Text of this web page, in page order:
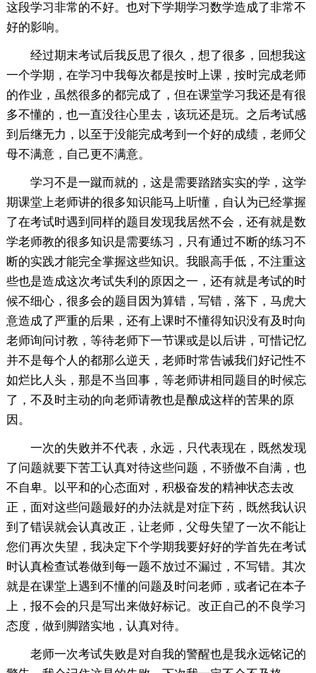
这段学习非常的不好。也对下学期学习数学造成了非常不
好的影响。
经过期末考试后我反思了很久，想了很多，回想我这
一个学期，在学习中我每次都是按时上课，按时完成老师
的作业，虽然很多的都完成了，但在课堂学习我还是有很
多不懂的，也一直没往心里去，该玩还是玩。之后考试感
到后继无力，以至于没能完成考到一个好的成绩，老师父
母不满意，自己更不满意。
学习不是一蹴而就的，这是需要踏踏实实的学，这学
期课堂上老师讲的很多知识能马上听懂，自认为已经掌握
了在考试时遇到同样的题目发现我居然不会，还有就是数
学老师教的很多知识是需要练习，只有通过不断的练习不
断的实践才能完全掌握这些知识。我眼高手低，不注重这
些也是造成这次考试失利的原因之一，还有就是考试的时
候不细心，很多会的题目因为算错，写错，落下，马虎大
意造成了严重的后果，还有上课时不懂得知识没有及时向
老师询问讨教，等待老师下一节课或是以后讲，可惜记忆
并不是每个人的都那么逆天，老师时常告诫我们好记性不
如烂比人头，那是不当回事，等老师讲相同题目的时候忘
了，不及时主动的向老师请教也是酿成这样的苦果的原
因。
一次的失败并不代表，永远，只代表现在，既然发现
了问题就要下苦工认真对待这些问题，不骄傲不自满，也
不自卑。以平和的心态面对，积极奋发的精神状态去改
正，面对这些问题最好的办法就是对症下药，既然我认识
到了错误就会认真改正，让老师，父母失望了一次不能让
您们再次失望，我决定下个学期我要好好的学首先在考试
时认真检查试卷做到每一题不放过不漏过，不写错。其次
就是在课堂上遇到不懂的问题及时问老师，或者记在本子
上，报不会的只是写出来做好标记。改正自己的不良学习
态度，做到脚踏实地，认真对待。
老师一次考试失败是对自我的警醒也是我永远铭记的